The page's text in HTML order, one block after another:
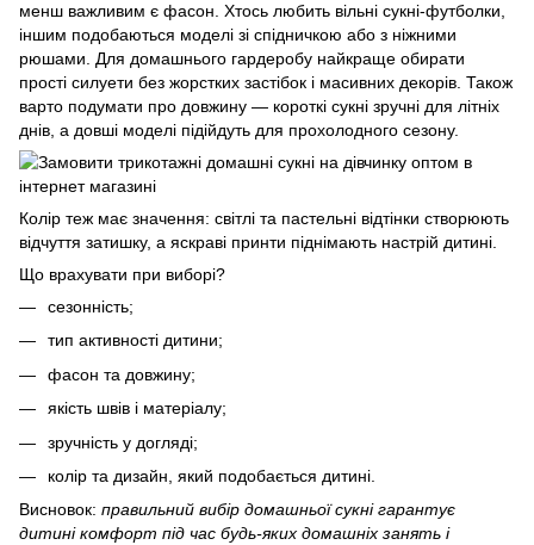
менш важливим є фасон. Хтось любить вільні сукні-футболки,
іншим подобаються моделі зі спідничкою або з ніжними
рюшами. Для домашнього гардеробу найкраще обирати
прості силуети без жорстких застібок і масивних декорів. Також
варто подумати про довжину — короткі сукні зручні для літніх
днів, а довші моделі підійдуть для прохолодного сезону.
Колір теж має значення: світлі та пастельні відтінки створюють
відчуття затишку, а яскраві принти піднімають настрій дитині.
Що врахувати при виборі?
сезонність;
тип активності дитини;
фасон та довжину;
якість швів і матеріалу;
зручність у догляді;
колір та дизайн, який подобається дитині.
Висновок: правильний вибір домашньої сукні гарантує
дитині комфорт під час будь-яких домашніх занять і